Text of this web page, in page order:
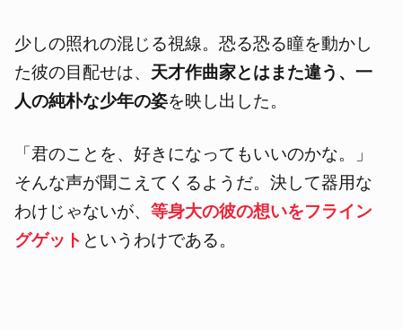
少しの照れの混じる視線。恐る恐る瞳を動かし
た彼の目配せは、 天才作曲家とはまた違う、一
人の純朴な少年の姿を映し出した。
「君のことを、好きになってもいいのかな。」
そんな声が聞こえてくるようだ。決して器用な
わけじゃないが、等身大の彼の想いをフライン
グゲット というわけである。